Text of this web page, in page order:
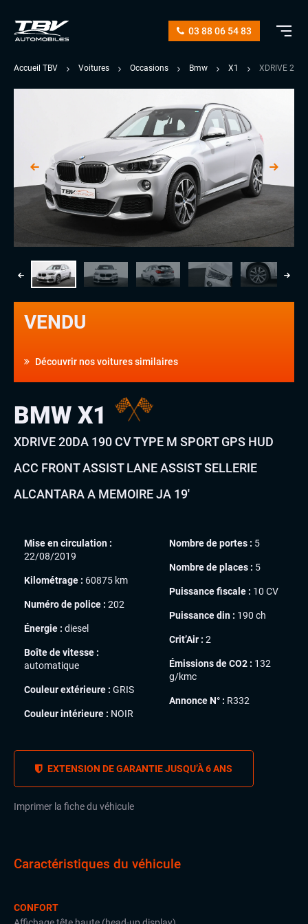
03 88 06 54 83
Accueil TBV Voitures Occasions Bmw X1 XDRIVE
VENDU
Découvrir nos voitures similaires
BMW X1
XDRIVE 20DA 190 CV TYPE M SPORT GPS HUD
ACC FRONT ASSIST LANE ASSIST SELLERIE
ALCANTARA A MEMOIRE JA 19′
Mise en circulation :
22/08/2019
Kilométrage : 60875 km
Numéro de police : 202
Énergie : diesel
Boîte de vitesse :
automatique
Couleur extérieure : GRIS
Couleur intérieure : NOIR
Nombre de portes : 5
Nombre de places : 5
Puissance fiscale : 10 CV
Puissance din : 190 ch
Crit’Air : 2
Émissions de CO2 : 132
g/kmc
Annonce N° : R332
EXTENSION DE GARANTIE JUSQU’À 6 ANS
Imprimer la fiche du véhicule
Caractéristiques du véhicule
CONFORT